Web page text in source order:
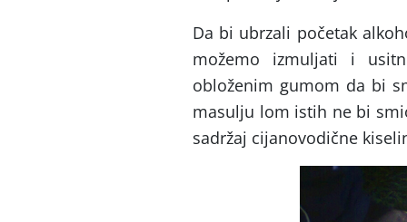
Da bi ubrzali početak
možemo izmuljati i
obloženim gumom da bi
masulju lom istih ne bi
sadržaj cijanovodične